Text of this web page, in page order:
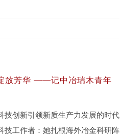
放芳华 ——记中冶瑞木青年
技创新引领新质生产力发展的时代
技工作者：她扎根海外冶金科研阵